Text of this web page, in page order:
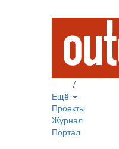
/
Ещё
Проекты
Журнал
Портал